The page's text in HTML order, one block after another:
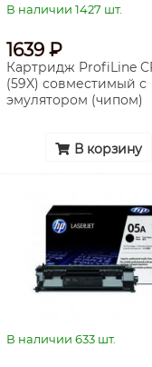
В наличии 1427 шт.
1639 ₽
Картридж ProfiLine
(59X) совместимый с
эмулятором (чипом)
В корзину
В наличии 633 шт.